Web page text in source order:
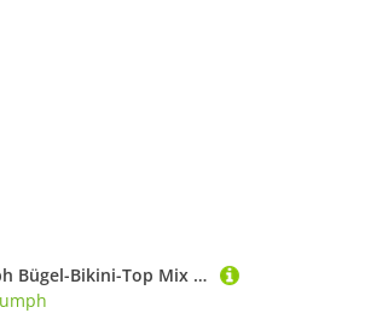
Triumph Bügel-Bikini-Top Mix & Match Summer WP pt, verspielt und farbenfroh